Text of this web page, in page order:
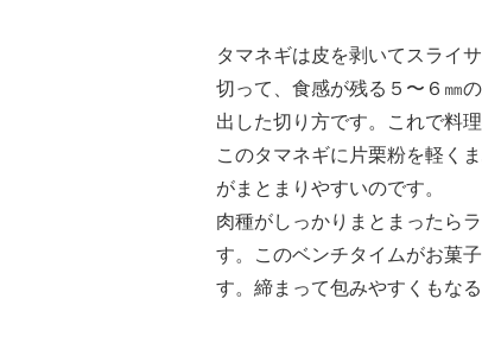
タマネギは皮を剥いてスライ
切って、食感が残る５〜６㎜
出した切り方です。これで料
このタマネギに片栗粉を軽く
がまとまりやすいのです。
肉種がしっかりまとまったら
す。このベンチタイムがお菓
す。締まって包みやすくもなる